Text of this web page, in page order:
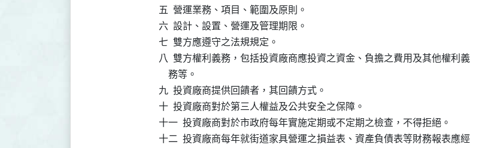
五  營運業務、項目、範圍及原則。
六  設計、設置、營運及管理期限。
七  雙方應遵守之法規規定。
八  雙方權利義務，包括投資廠商應投資之資金、負擔之費用及其他權利義
    務等。
九  投資廠商提供回饋者，其回饋方式。
十  投資廠商對於第三人權益及公共安全之保障。
十一  投資廠商對於市政府每年實施定期或不定期之檢查，不得拒絕。
十二  投資廠商每年就街道家具營運之損益表、資產負債表等財務報表應經